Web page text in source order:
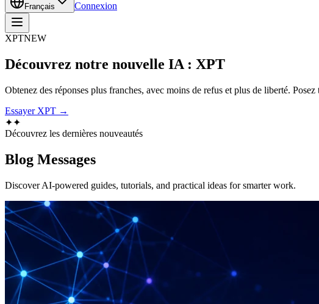
Français Connexion
XPTNEW
Découvrez notre nouvelle IA : XPT
Obtenez des réponses plus franches, avec moins de refus et plus de liberté.
Essayer XPT →
✦✦
Découvrez les dernières nouveautés
Blog Messages
Discover AI-powered guides, tutorials, and practical ideas for smarter work.